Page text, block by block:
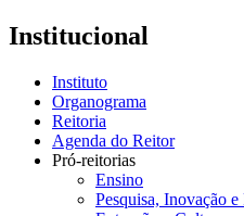
Institucional
Instituto
Organograma
Reitoria
Agenda do Reitor
Pró-reitorias
Ensino
Pesquisa, Inovação e